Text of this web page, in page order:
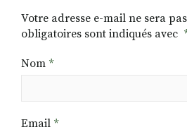
Votre adresse e-mail ne sera
obligatoires sont indiqués avec
Nom *
Email *